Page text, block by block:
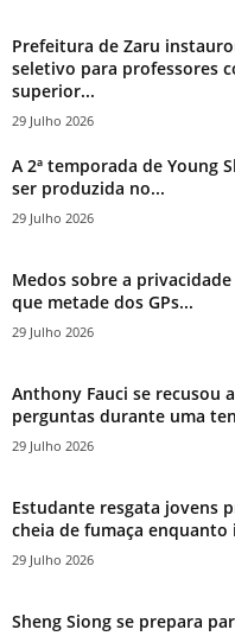
Prefeitura de Zaru
seletivo para professores
superior...
29 Julho 2026
A 2ª temporada de Young
ser produzida no...
29 Julho 2026
Medos sobre a
que metade dos GPs...
29 Julho 2026
Anthony Fauci se recusou
perguntas durante uma
29 Julho 2026
Estudante resgata jovens
cheia de fumaça enquanto
29 Julho 2026
Sheng Siong se prepara